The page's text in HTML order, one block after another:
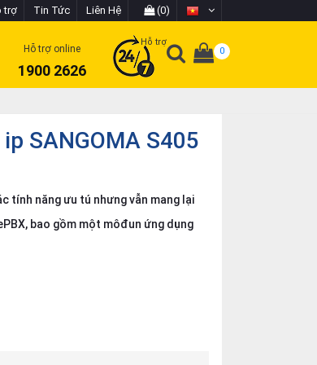
trợ Tin Tức Liên Hệ (0)
Hỗ trợ online
1900 2626
Hỗ trợ
0
SANGOMA S405
tính năng ưu tú nhưng vẫn mang lại
bao gồm một môđun ứng dụng